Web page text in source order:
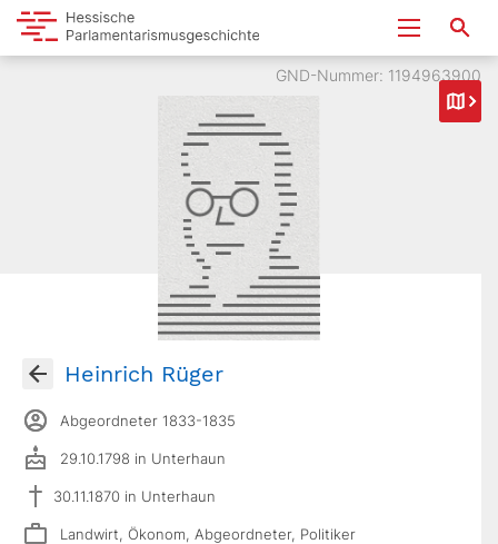
GND-Nummer: 1194963900
Heinrich Rüger
Abgeordneter 1833-1835
29.10.1798 in Unterhaun
30.11.1870 in Unterhaun
Landwirt, Ökonom, Abgeordneter, Politiker